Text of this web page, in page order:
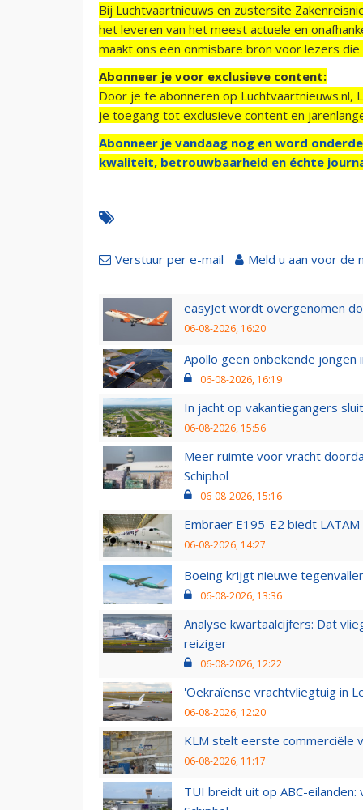
Bij Luchtvaartnieuws en zustersite
het leveren van het meest actuele en
maakt ons een onmisbare bron voor lezers
Abonneer je voor exclusieve content:
Door je te abonneren op Luchtvaartnieuws.nl,
je toegang tot exclusieve content en
Abonneer je vandaag nog en word
kwaliteit, betrouwbaarheid en échte
Verstuur per e-mail Meld u aan voor de
easyJet wordt overgenomen
06-08-2026, 16:20
Apollo geen onbekende jongen
06-08-2026, 16:19
In jacht op vakantiegangers
06-08-2026, 15:56
Meer ruimte voor vracht
Schiphol
06-08-2026, 15:16
Embraer E195-E2 biedt
06-08-2026, 14:27
Boeing krijgt nieuwe
06-08-2026, 13:36
Analyse kwartaalcijfers: Dat
reiziger
06-08-2026, 12:22
'Oekraïense vrachtvliegtuig in
06-08-2026, 12:20
KLM stelt eerste commerciële
06-08-2026, 11:17
TUI breidt uit op ABC-